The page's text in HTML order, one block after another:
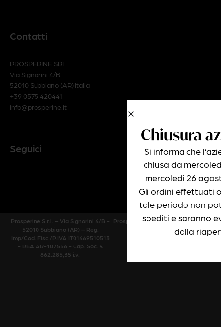
Contatti
PROSPERINE SRL
Via Signorini 4/B
52010 Subbiano (AR) Italia
+39 0575 420441
info@prosperine.it
Seguici
Prosperine S.r.l. – Via Signorini 4/B -
52010 Subbiano (AR) – Reg.
Imp/Cod. Fisc./P.IVA IT01469510513
- REA AR-107556 - Cap. Soc. €
862.285,35 i.v.
Prosperine S.r.l. © Copyright 2026 |
Tutti i diritti riservati.
Chiusura
Si informa che
chiusa da
mercoledì 26
Gli ordini effettuati
tale periodo non
spediti e saranno
dalla